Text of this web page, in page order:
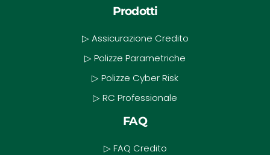
Prodotti
▷ Assicurazione Credito
▷ Polizze Parametriche
▷ Polizze Cyber Risk
▷ RC Professionale
FAQ
▷ FAQ Credito